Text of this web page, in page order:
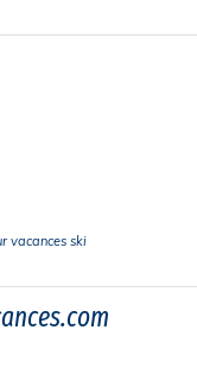
vacances ski